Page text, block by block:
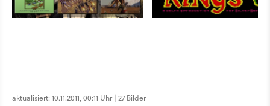
aktualisiert: 10.11.2011, 00:11 Uhr | 27 Bilder